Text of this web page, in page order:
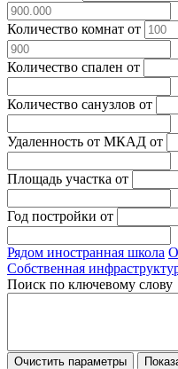
Количество комнат от
Количество спален от
Количество санузлов от
Удаленность от МКАД от
Площадь участка от
Год постройки от
Рядом иностранная школа
Собственная
Поиск по ключевому слову
Очистить параметры